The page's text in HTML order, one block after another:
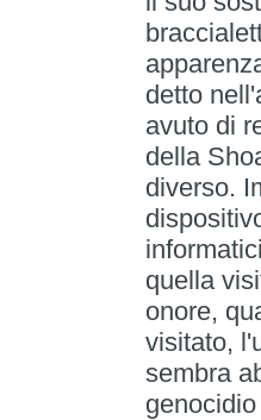
detto
avuto di
della
diverso.
quella
onore,
visitato,
sembra